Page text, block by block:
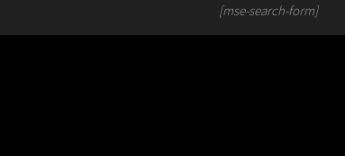
[mse-search-form]